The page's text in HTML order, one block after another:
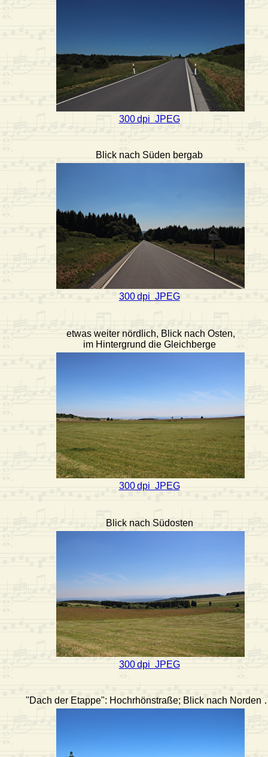
300 dpi JPEG
Blick nach Süden bergab
300 dpi JPEG
etwas weiter nördlich, Blick nach Osten,
im Hintergrund die Gleichberge
300 dpi JPEG
Blick nach Südosten
300 dpi JPEG
"Dach der Etappe": Hochrhönstraße; Blick nach Norden